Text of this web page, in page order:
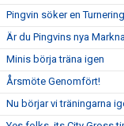
Pingvin söker en
Är du Pingvins nya
Minis börja träna igen
Årsmöte Genomfört!
Nu börjar vi träningarna